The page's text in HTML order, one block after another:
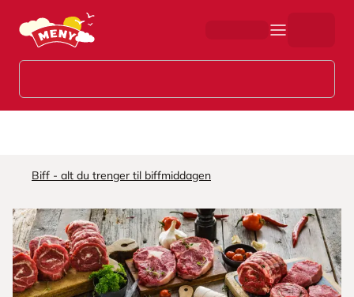
Hopp til hovedinnhold
Biff - alt du trenger til biffmiddagen